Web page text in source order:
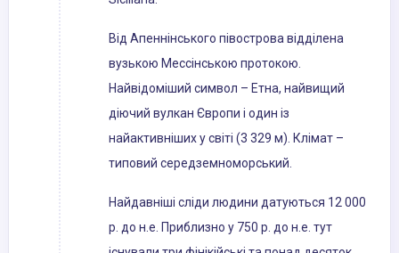
Від Апеннінського півострова відділена
вузькою Мессінською протокою.
Найвідоміший символ – Етна, найвищий
діючий вулкан Європи і один із
найактивніших у світі (3 329 м). Клімат –
типовий середземноморський.
Найдавніші сліди людини датуються 12 000
р. до н.е. Приблизно у 750 р. до н.е. тут